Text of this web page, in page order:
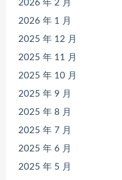
2026 年 2 月
2026 年 1 月
2025 年 12 月
2025 年 11 月
2025 年 10 月
2025 年 9 月
2025 年 8 月
2025 年 7 月
2025 年 6 月
2025 年 5 月